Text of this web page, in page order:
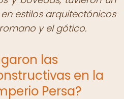
estilos arquitectónicos
y el gótico.
las
en la
Persa?